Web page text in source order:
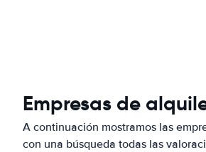
Empresas de
A continuación mostramos las
con una búsqueda todas las